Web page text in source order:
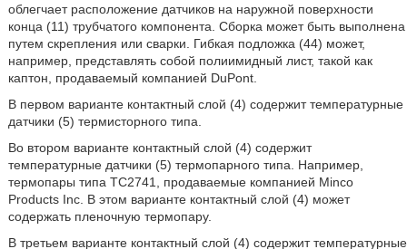
облегчает расположение датчиков на наружной поверхности
конца (11) трубчатого компонента. Сборка может быть выполнена
путем скрепления или сварки. Гибкая подложка (44) может,
например, представлять собой полиимидный лист, такой как
каптон, продаваемый компанией DuPont.
В первом варианте контактный слой (4) содержит температурные
датчики (5) термисторного типа.
Во втором варианте контактный слой (4) содержит
температурные датчики (5) термопарного типа. Например,
термопары типа ТС2741, продаваемые компанией Minco
Products Inc. В этом варианте контактный слой (4) может
содержать пленочную термопару.
В третьем варианте контактный слой (4) содержит температурные